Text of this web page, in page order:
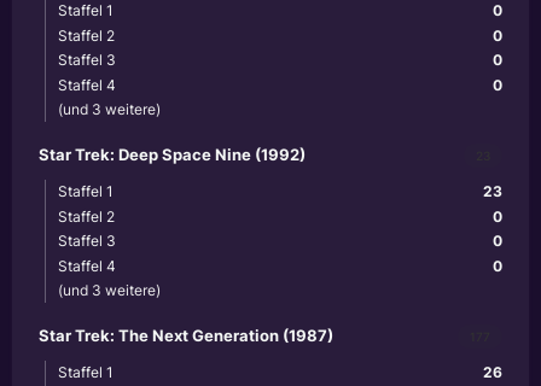
0
Staffel 1
0
Staffel 2
0
Staffel 3
0
Staffel 4
(und 3 weitere)
Star Trek: Deep Space Nine (1992)
23
Staffel 1
0
Staffel 2
0
Staffel 3
0
Staffel 4
(und 3 weitere)
Star Trek: The Next Generation (1987)
26
Staffel 1